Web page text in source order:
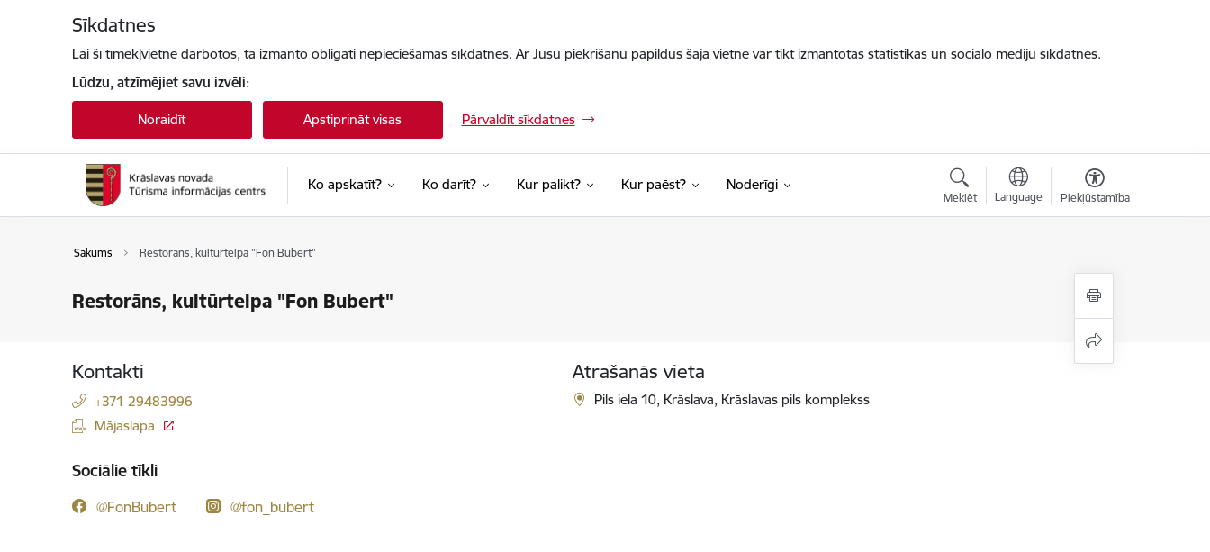
Sīkdatnes
Lai šī tīmekļvietne darbotos, tā izmanto obligāti nepieciešamās sīkdatnes. Ar Jūsu piekrišanu papildus šajā vietnē var tikt izmantotas statistikas un sociālo mediju sīkdatnes.
Lūdzu, atzīmējiet savu izvēli:
Noraidīt Apstiprināt visas Pārvaldīt sīkdatnes
Ko apskatīt? Ko darīt? Kur palikt? Kur paēst? Noderīgi
Meklēt Language Piekļūstamība
Sākums Restorāns, kultūrtelpa "Fon Bubert"
Restorāns, kultūrtelpa "Fon Bubert"
Kontakti
+371 29483996
Mājaslapa
Atrašanās vieta
Pils iela 10, Krāslava, Krāslavas pils komplekss
Sociālie tīkli
@FonBubert @fon_bubert